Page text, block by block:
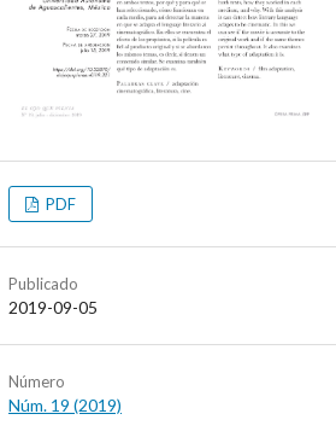
PDF
Publicado
2019-09-05
Número
Núm. 19 (2019)